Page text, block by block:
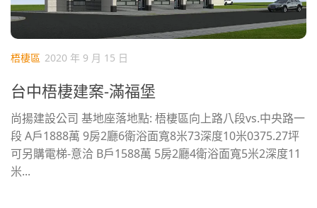
梧棲區 2020 年 9 月 15 日
台中梧棲建案-滿福堡
尚揚建設公司 基地座落地點: 梧棲區向上路八段vs.中央路一
段 A戶1888萬 9房2廳6衛浴面寬8米73深度10米0375.27坪
可另購電梯-意洽 B戶1588萬 5房2廳4衛浴面寬5米2深度11
米...